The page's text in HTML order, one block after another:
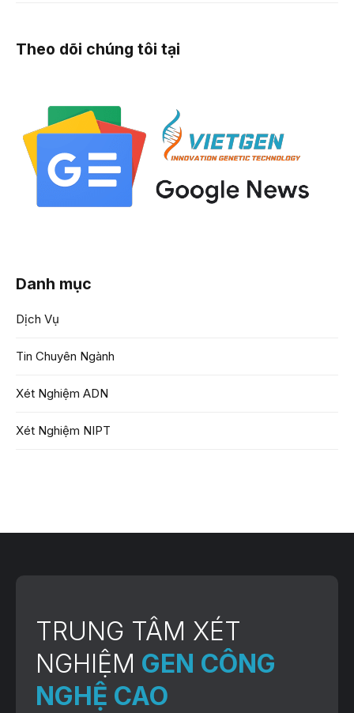
Theo dõi chúng tôi tại
Danh mục
Dịch Vụ
Tin Chuyên Ngành
Xét Nghiệm ADN
Xét Nghiệm NIPT
TRUNG TÂM XÉT
NGHIỆM GEN CÔNG
NGHỆ CAO